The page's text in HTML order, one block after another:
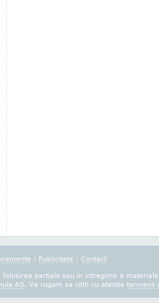
| Publicitate | Contact
folosirea partiala sau in intregime a
AS. Va rugam sa cititi cu atentie termenii